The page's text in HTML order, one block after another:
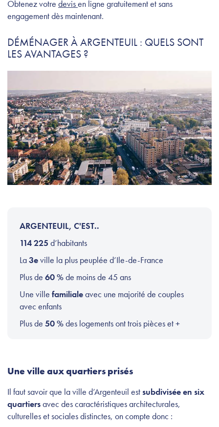
Obtenez votre devisen ligne gratuitement et sans
engagement dès maintenant.
DÉMÉNAGER À ARGENTEUIL : QUELS SONT
LES AVANTAGES ?
ARGENTEUIL, C'EST..
114 225 d’habitants
La3eville la plus peuplée d’Ile-de-France
Plus de 60 %de moins de 45 ans
Une ville familialeavec une majorité de couples
avec enfants
Plus de 50 %des logements ont trois pièces et +
Une ville aux quartiers prisés
Il faut savoir que la ville d’Argenteuil est subdivisée en six
quartiersavec des caractéristiques architecturales,
culturelles et sociales distinctes, on compte donc :